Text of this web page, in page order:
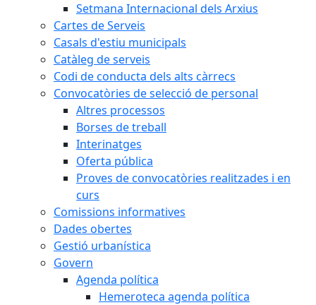
Setmana Internacional dels Arxius
Cartes de Serveis
Casals d'estiu municipals
Catàleg de serveis
Codi de conducta dels alts càrrecs
Convocatòries de selecció de personal
Altres processos
Borses de treball
Interinatges
Oferta pública
Proves de convocatòries realitzades i en
curs
Comissions informatives
Dades obertes
Gestió urbanística
Govern
Agenda política
Hemeroteca agenda política